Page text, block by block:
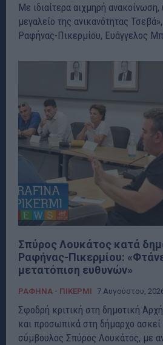
Με ιδιαίτερα αιχμηρή ανακοίνωση,
μεγαλείο της ανικανότητας
Ραφήνας-Πικερμίου, Ευάγγελος
Σπύρος Λουκάτος κατά
Ραφήνας-Πικερμίου:
μετατόπιση ευθυνών»
ΡΑΦΗΝΑ - ΠΙΚΕΡΜΙ 7 Αυγούστου,
Σφοδρή κριτική στη δημοτική
και προσωπικά στη δήμαρχο ασκεί
σύμβουλος Σπύρος Λουκάτος, με